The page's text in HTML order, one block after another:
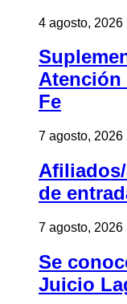
4 agosto, 2026
Atención
Fe
7 agosto, 2026
de
7 agosto, 2026
Se
Juicio